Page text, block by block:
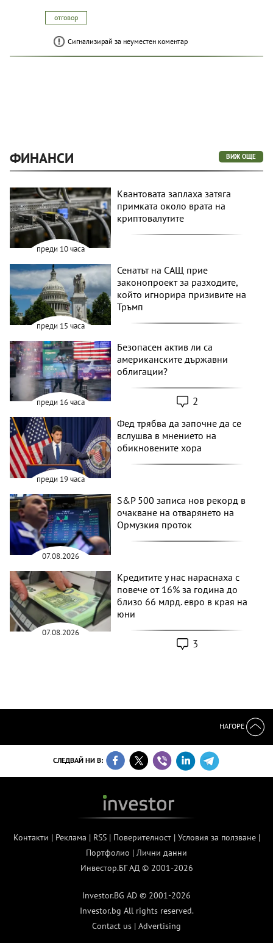
отговор
Сигнализирай за неуместен коментар
ФИНАНСИ ВИЖ ОЩЕ
преди 10 часа
Квантовата заплаха затяга
примката около врата на
криптовалутите
преди 15 часа
Сенатът на САЩ прие
законопроект за разходите,
който игнорира призивите на
Тръмп
преди 16 часа
Безопасен актив ли са
американските държавни
облигации?
2
преди 19 часа
Фед трябва да започне да се
вслушва в мнението на
обикновените хора
07.08.2026
S&P 500 записа нов рекорд в
очакване на отварянето на
Ормузкия проток
07.08.2026
Кредитите у нас нараснаха с
повече от 16% за година до
близо 66 млрд. евро в края на
юни
3
НАГОРЕ
СЛЕДВАЙ НИ В:
Контакти | Реклама | RSS| Поверителност| Условия за ползване|
Портфолио | Лични данни
Инвестор.БГ АД © 2001-2026
Investor.BG AD © 2001-2026
Investor.bg All rights reserved.
Contact us | Advertising